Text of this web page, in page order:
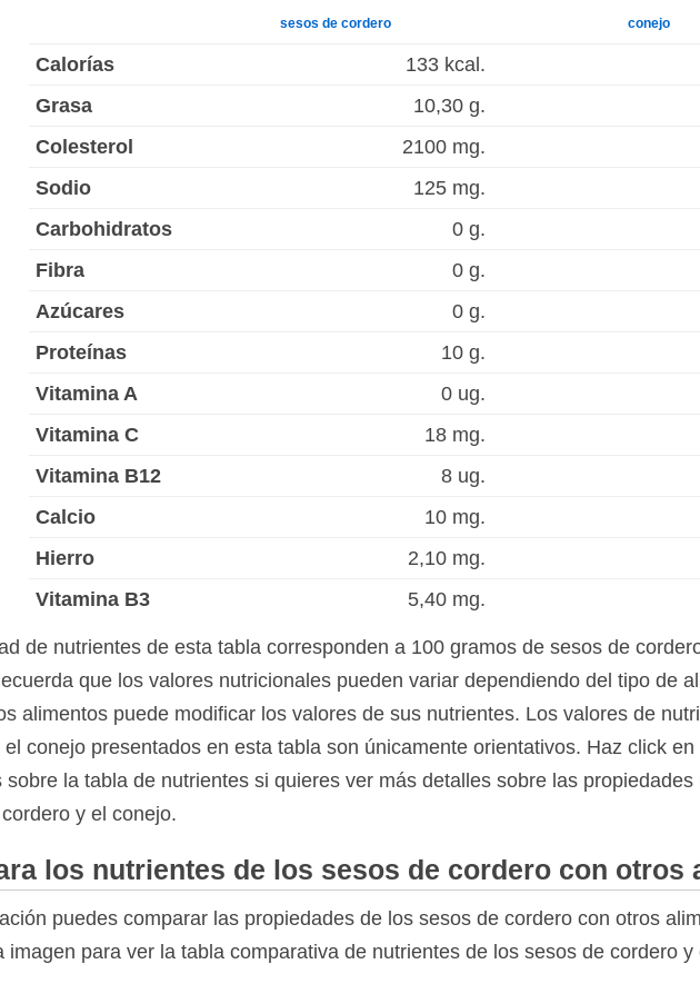
sesos de cordero conejo
Calorías 133 kcal.
Grasa
10,30 g.
Colesterol
2100 mg.
Sodio
125 mg.
Carbohidratos
0 g.
Fibra
0 g.
Azúcares
0 g.
Proteínas
10 g.
Vitamina A
0 ug.
Vitamina C
18 mg.
Vitamina B12
8 ug.
Calcio
10 mg.
Hierro
2,10 mg.
Vitamina B3
5,40 mg.
de nutrientes de esta tabla corresponden a 100 gramos de sesos de
que los valores nutricionales pueden variar dependiendo del tipo de
alimentos puede modificar los valores de sus nutrientes. Los valores de
conejo presentados en esta tabla son únicamente orientativos. Haz click
sobre la tabla de nutrientes si quieres ver más detalles sobre las
y el conejo.
los nutrientes de los sesos de cordero con otros
puedes comparar las propiedades de los sesos de cordero con otros
imagen para ver la tabla comparativa de nutrientes de los sesos de cordero y